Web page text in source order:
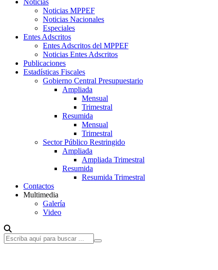
Noticias
Noticias MPPEF
Noticias Nacionales
Especiales
Entes Adscritos
Entes Adscritos del MPPEF
Noticias Entes Adscritos
Publicaciones
Estadísticas Fiscales
Gobierno Central Presupuestario
Ampliada
Mensual
Trimestral
Resumida
Mensual
Trimestral
Sector Público Restringido
Ampliada
Ampliada Trimestral
Resumida
Resumida Trimestral
Contactos
Multimedia
Galería
Video